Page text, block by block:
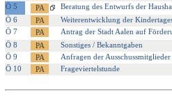
Ö 5
Beratung des Entwurfs der
Ö 6
Weiterentwicklung der
Ö 7
Antrag der Stadt Aalen auf
Ö 8
Sonstiges / Bekanntgaben
Ö 9
Anfragen der Ausschussmitglieder
Ö 10
Frageviertelstunde